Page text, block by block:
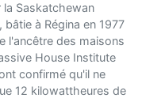
Saskatchewan
à Régina en 1977
l'ancêtre des maisons
House Institute
confirmé qu'il ne
12 kilowattheures de